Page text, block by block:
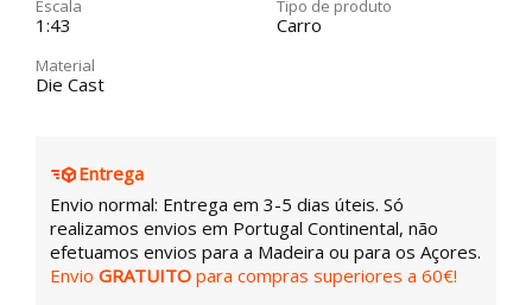
Escala
1:43
Tipo de produto
Carro
Material
Die Cast
Entrega
Envio normal: Entrega em 3-5 dias úteis. Só
realizamos envios em Portugal Continental, não
efetuamos envios para a Madeira ou para os Açores.
Envio GRATUITO para compras superiores a 60€!